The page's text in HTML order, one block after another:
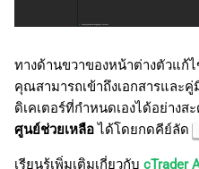
ทางด้านขวาของหน้าต่างตัวแก้
คุณสามารถเข้าถึงเอกสารและ
ดิเคเตอร์ที่กำหนดเองได้อย่าง
ศูนย์ช่วยเหลือ ได้โดยกดคีย์ลัด
เรียนรู้เพิ่มเติมเกี่ยวกับ cTrader